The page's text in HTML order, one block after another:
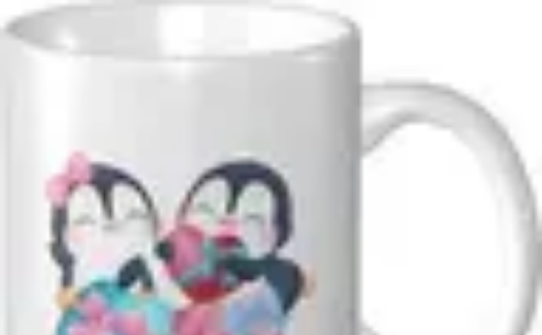
Comparateur MutuellePro
Guide d'utilisation
comparateur mutuelle pro
impact des mutuelles pro